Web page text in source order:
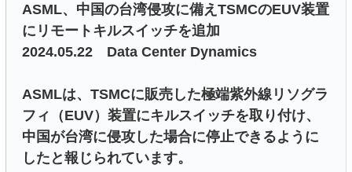
ASML、中国の台湾侵攻に備えTSMCのEUV装置
にリモートキルスイッチを追加
2024.05.22 Data Center Dynamics
ASMLは、TSMCに販売した極端紫外線リソグラ
フィ（EUV）装置にキルスイッチを取り付け、
中国が台湾に侵攻した場合に停止できるように
したと報じられています。